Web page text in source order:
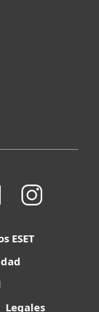
ESET
Legales